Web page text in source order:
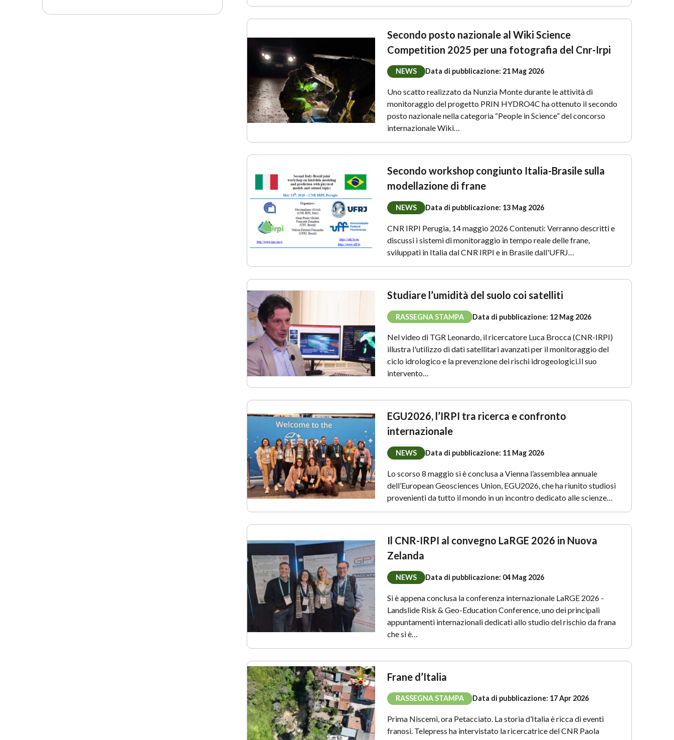
Secondo posto nazionale al Wiki Science
Competition 2025 per una fotografia del Cnr-Irpi
NEWS Data di pubblicazione: 21 Mag 2026
Uno scatto realizzato da Nunzia Monte durante le attività di
monitoraggio del progetto PRIN HYDRO4C ha ottenuto il secondo
posto nazionale nella categoria “People in Science” del concorso
internazionale Wiki…
Secondo workshop congiunto Italia-Brasile sulla
modellazione di frane
NEWS Data di pubblicazione: 13 Mag 2026
CNR IRPI Perugia, 14 maggio 2026 Contenuti: Verranno descritti e
discussi i sistemi di monitoraggio in tempo reale delle frane,
sviluppati in Italia dal CNR IRPI e in Brasile dall'UFRJ…
Studiare l’umidità del suolo coi satelliti
RASSEGNA STAMPA Data di pubblicazione: 12 Mag 2026
Nel video di TGR Leonardo, il ricercatore Luca Brocca (CNR-IRPI)
illustra l'utilizzo di dati satellitari avanzati per il monitoraggio del
ciclo idrologico e la prevenzione dei rischi idrogeologici.Il suo
intervento…
EGU2026, l’IRPI tra ricerca e confronto
internazionale
NEWS Data di pubblicazione: 11 Mag 2026
Lo scorso 8 maggio si è conclusa a Vienna l’assemblea annuale
dell’European Geosciences Union, EGU2026, che ha riunito studiosi
provenienti da tutto il mondo in un incontro dedicato alle scienze…
Il CNR-IRPI al convegno LaRGE 2026 in Nuova
Zelanda
NEWS Data di pubblicazione: 04 Mag 2026
Si è appena conclusa la conferenza internazionale LaRGE 2026 -
Landslide Risk & Geo-Education Conference, uno dei principali
appuntamenti internazionali dedicati allo studio del rischio da frana
che si è…
Frane d’Italia
RASSEGNA STAMPA Data di pubblicazione: 17 Apr 2026
Prima Niscemi, ora Petacciato. La storia d’Italia è ricca di eventi
franosi. Telepress ha intervistato la ricercatrice del CNR Paola